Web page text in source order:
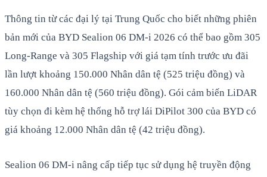
Thông tin từ các đại lý tại Trung Quốc cho biết những phiên
bản mới của BYD Sealion 06 DM-i 2026 có thể bao gồm 305
Long-Range và 305 Flagship với giá tạm tính trước ưu đãi
lần lượt khoảng 150.000 Nhân dân tệ (525 triệu đồng) và
160.000 Nhân dân tệ (560 triệu đồng). Gói cảm biến LiDAR
tùy chọn đi kèm hệ thống hỗ trợ lái DiPilot 300 của BYD có
giá khoảng 12.000 Nhân dân tệ (42 triệu đồng).
Sealion 06 DM-i nâng cấp tiếp tục sử dụng hệ truyền động